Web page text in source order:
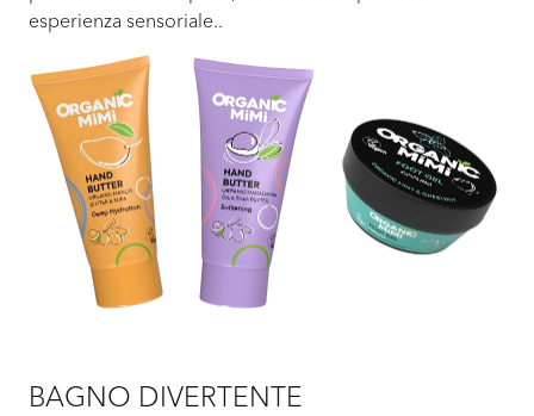
esperienza sensoriale..
BAGNO DIVERTENTE